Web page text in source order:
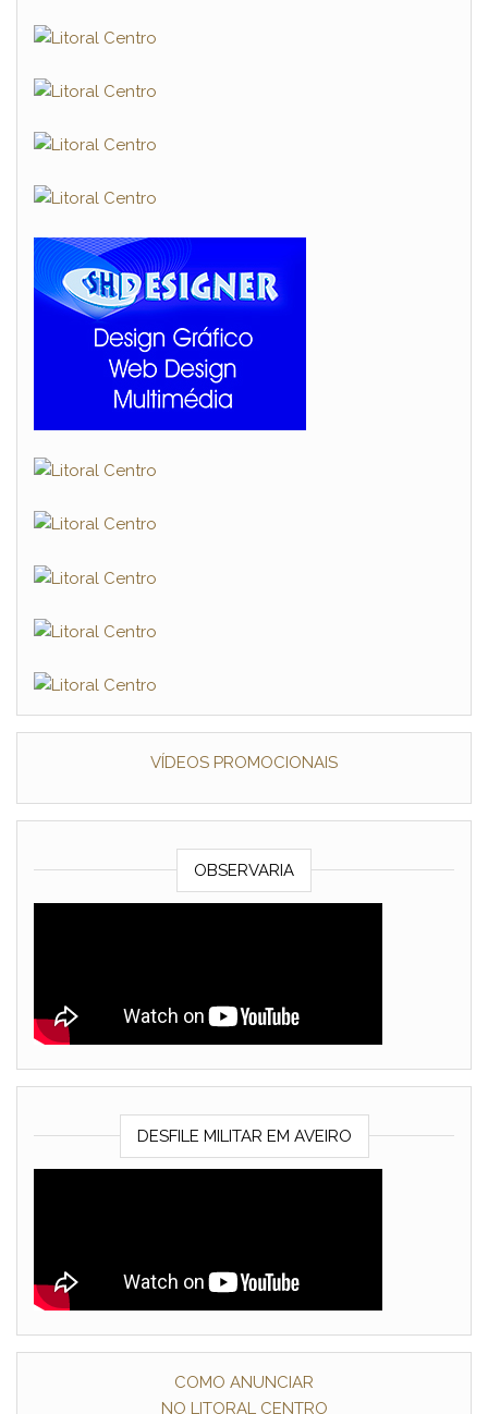
VÍDEOS PROMOCIONAIS
OBSERVARIA
DESFILE MILITAR EM AVEIRO
COMO ANUNCIAR
NO LITORAL CENTRO